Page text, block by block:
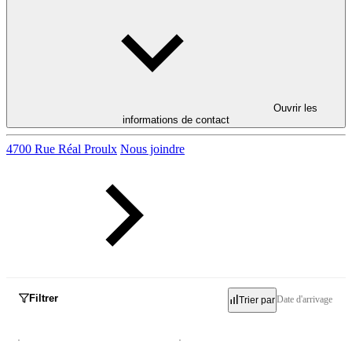
Ouvrir les
informations de contact
4700 Rue Réal Proulx Nous joindre
Filtrer Trier parDate d'arrivage